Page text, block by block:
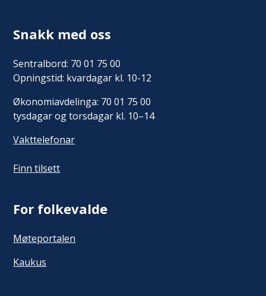
Snakk med oss
Sentralbord: 70 01 75 00
Opningstid: kvardagar kl. 10-12
Økonomiavdelinga: 70 01 75 00
tysdagar og torsdagar kl. 10–14
Vakttelefonar
Finn tilsett
For folkevalde
Møteportalen
Kaukus